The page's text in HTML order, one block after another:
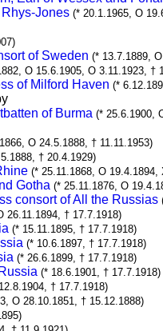
Jones (* 20.1.1965, O
of Sweden (* 13.7.1889,
O 15.6.1905, O 3.11.1923, †
of Milford Haven (*
of Burma (* 25.6.1900,
O 24.5.1888, † 11.11.1953)
† 20.4.1929)
(* 25.11.1868, O
Gotha (* 25.11.1876, O
consort of All the Russias
26.11.1894, † 17.7.1918)
(* 15.11.1895, † 17.7.1918)
(* 10.6.1897, † 17.7.1918)
(* 26.6.1899, † 17.7.1918)
(* 18.6.1901, † 17.7.1918)
† 17.7.1918)
O 28.10.1851, † 15.12.1888)